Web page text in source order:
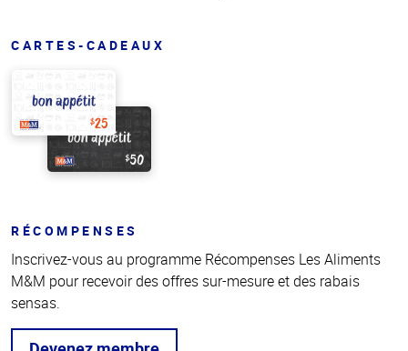
CARTES-CADEAUX
RÉCOMPENSES
Inscrivez-vous au programme Récompenses Les Aliments
M&M pour recevoir des offres sur-mesure et des rabais
sensas.